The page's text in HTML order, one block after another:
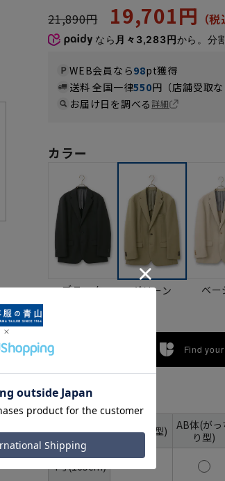
21,890円 19,701円
なら 月々3,283円から。分
WEB会員なら98pt獲得
送料 全国一律550円（店舗受取な
お届け日を調べる詳細
カラー
ブラック グリーン ベー
Find
サイズ
号数（身 型 A体(標準型)
AB体(がっ
り型)
4号(165cm) ―